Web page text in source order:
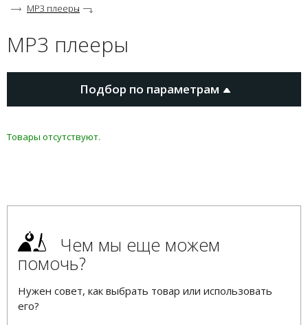
MP3 плееры
MP3 плееры
Подбор по параметрам
Товары отсутствуют.
Чем мы еще можем
помочь?
Нужен совет, как выбрать товар или использовать
его?